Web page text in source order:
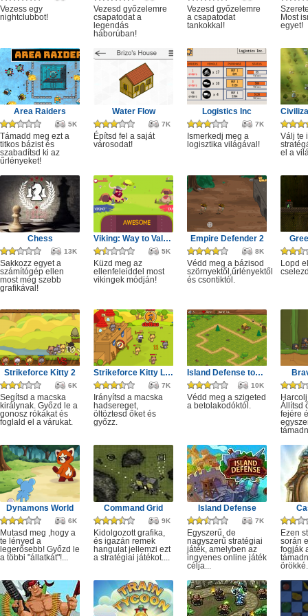
Vezess egy
nightclubbot!
Vezesd győzelemre
csapatodat a
legendás
háborúban!
Vezesd győzelemre
a csapatodat
tankokkal!
Most
egyet!
Area Raiders
5K
Támadd meg ezt a
titkos bázist és
szabadítsd ki az
űrlényeket!
Water Flow
7K
Építsd fel a saját
városodat!
Logistics Inc
7K
Ismerkedj meg a
logisztika világával!
Válj te
el a
Chess
13K
Sakkozz egyet a
számítógép ellen
most még szebb
grafikával!
Viking: Way to Valhalla
5K
Küzd meg az
ellenfeleiddel most
vikingek módján!
Empire Defender 2
8K
Védd meg a bázisod
szörnyektől,űrlényektől
és csontiktól.
Lopd
Strikeforce Kitty 2
6K
Segítsd a macska
királynak. Győzd le a
gonosz rókákat és
foglald el a várukat.
Strikeforce Kitty Last Stand
7K
Irányítsd a macska
hadsereget,
öltöztesd őket és
győzz.
Island Defense tower
10K
Védd meg a szigeted
a betolakodóktól.
Állítsd
fejére
Dynamons World
6K
Mutasd meg ,hogy a
te lényed a
legerősebb! Győzd le
a többi "állatkát"!...
Command Grid
9K
Kidolgozott grafika,
és igazán remek
hangulat jellemzi ezt
a stratégiai játékot....
Island Defense
7K
Egyszerű, de
nagyszerű stratégiai
játék, amelyben az
ingyenes online játék
célja...
Ezen
során
fogják